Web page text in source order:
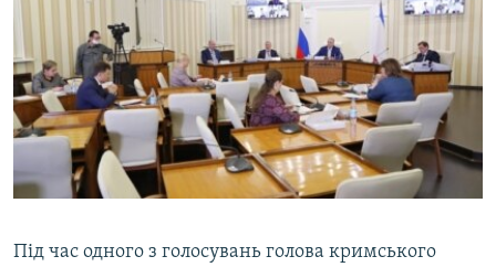
Під час одного з голосувань голова кримського